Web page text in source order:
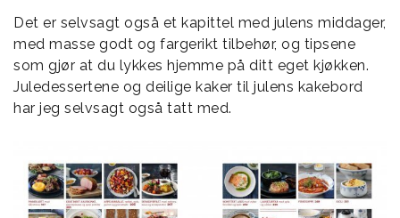
Det er selvsagt også et kapittel med julens middager,
med masse godt og fargerikt tilbehør, og tipsene
som gjør at du lykkes hjemme på ditt eget kjøkken.
Juledessertene og deilige kaker til julens kakebord
har jeg selvsagt også tatt med.